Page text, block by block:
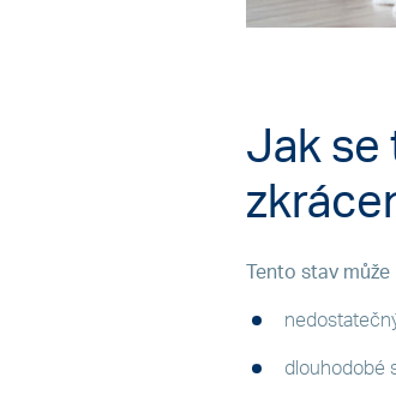
Jak se
Tento stav
dlouhodobé